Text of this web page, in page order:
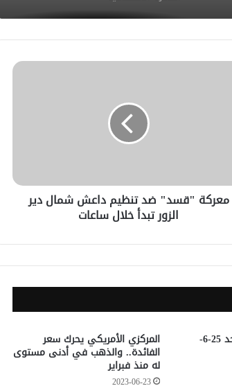
النشرة_الاقتصادية || 4-7-2023
النشرة الاقتصادية
النشرة الاقتصادية || 30-8-2023
النشرة الاقتصادية || الخميس 24-8-2023
النشرة الاقتصادية || الخميس 17-8-2023
معركة "قسد" ضد تنظيم داعش شمال دير
الزور تبدأ خلال ساعات
النشرة الاقتصادية || الأحد 25-6- المركزي الأمريكي يحرك سعر
الفائدة.. والذهب في أدنى مستوى
له منذ فبراير
2023-06-23